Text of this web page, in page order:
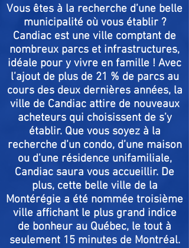
Vous êtes à la recherche d’une belle
municipalité où vous établir ?
Candiac est une ville comptant de
nombreux parcs et infrastructures,
idéale pour y vivre en famille ! Avec
l’ajout de plus de 21 % de parcs au
cours des deux dernières années, la
ville de Candiac attire de nouveaux
acheteurs qui choisissent de s’y
établir. Que vous soyez à la
recherche d’un condo, d’une maison
ou d’une résidence unifamiliale,
Candiac saura vous accueillir. De
plus, cette belle ville de la
Montérégie a été nommée troisième
ville affichant le plus grand indice
de bonheur au Québec, le tout à
seulement 15 minutes de Montréal.